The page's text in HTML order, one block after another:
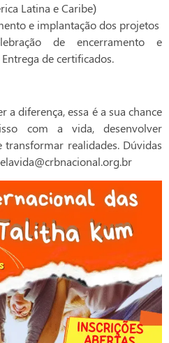
Latina e Caribe)
e implantação dos projetos
de encerramento e
de certificados.
a diferença, essa é a sua chance
com a vida, desenvolver
realidades. Dúvidas